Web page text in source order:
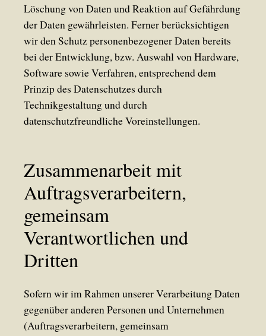
Löschung von Daten und Reaktion auf Gefährdung
der Daten gewährleisten. Ferner berücksichtigen
wir den Schutz personenbezogener Daten bereits
bei der Entwicklung, bzw. Auswahl von Hardware,
Software sowie Verfahren, entsprechend dem
Prinzip des Datenschutzes durch
Technikgestaltung und durch
datenschutzfreundliche Voreinstellungen.
Zusammenarbeit mit
Auftragsverarbeitern,
gemeinsam
Verantwortlichen und
Dritten
Sofern wir im Rahmen unserer Verarbeitung Daten
gegenüber anderen Personen und Unternehmen
(Auftragsverarbeitern, gemeinsam